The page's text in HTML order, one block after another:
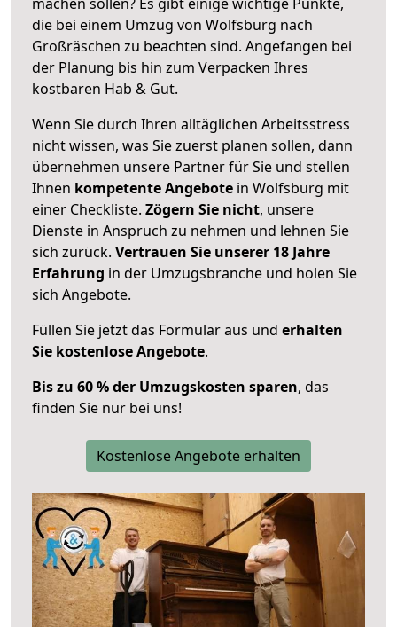
die bei einem Umzug von Wolfsburg nach
Großräschen zu beachten sind. Angefangen bei
der Planung bis hin zum Verpacken Ihres
kostbaren Hab & Gut.
Wenn Sie durch Ihren alltäglichen Arbeitsstress
nicht wissen, was Sie zuerst planen sollen, dann
übernehmen unsere Partner für Sie und stellen
Ihnen kompetente Angebote in Wolfsburg mit
einer Checkliste. Zögern Sie nicht, unsere
Dienste in Anspruch zu nehmen und lehnen Sie
sich zurück. Vertrauen Sie unserer 18 Jahre
Erfahrung in der Umzugsbranche und holen Sie
sich Angebote.
Füllen Sie jetzt das Formular aus und erhalten
Sie kostenlose Angebote.
Bis zu 60 % der Umzugskosten sparen, das
finden Sie nur bei uns!
Kostenlose Angebote erhalten